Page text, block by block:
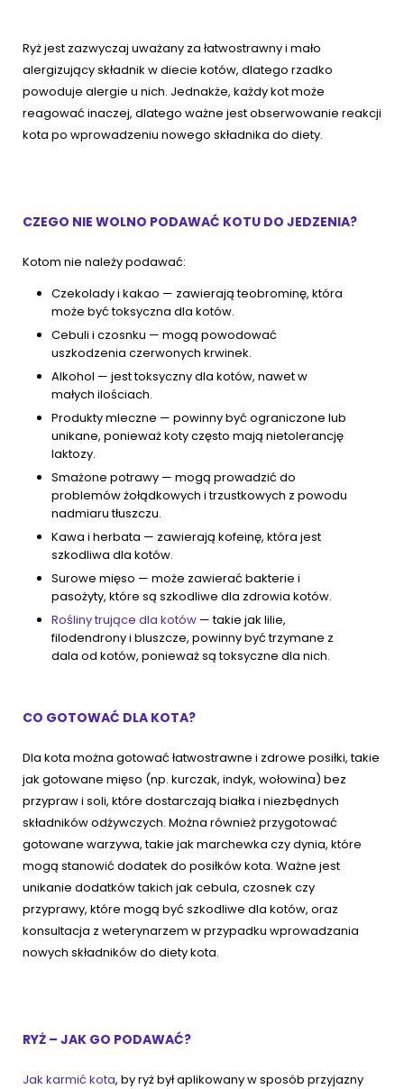
Ryż jest zazwyczaj uważany za łatwostrawny i mało
alergizujący składnik w diecie kotów, dlatego rzadko
powoduje alergie u nich. Jednakże, każdy kot może
reagować inaczej, dlatego ważne jest obserwowanie reakcji
kota po wprowadzeniu nowego składnika do diety.
CZEGO NIE WOLNO PODAWAĆ KOTU DO JEDZENIA?
Kotom nie należy podawać:
Czekolady i kakao — zawierają teobrominę, która
może być toksyczna dla kotów.
Cebuli i czosnku — mogą powodować
uszkodzenia czerwonych krwinek.
Alkohol — jest toksyczny dla kotów, nawet w
małych ilościach.
Produkty mleczne — powinny być ograniczone lub
unikane, ponieważ koty często mają nietolerancję
laktozy.
Smażone potrawy — mogą prowadzić do
problemów żołądkowych i trzustkowych z powodu
nadmiaru tłuszczu.
Kawa i herbata — zawierają kofeinę, która jest
szkodliwa dla kotów.
Surowe mięso — może zawierać bakterie i
pasożyty, które są szkodliwe dla zdrowia kotów.
Rośliny trujące dla kotów — takie jak lilie,
filodendrony i bluszcze, powinny być trzymane z
dala od kotów, ponieważ są toksyczne dla nich.
CO GOTOWAĆ DLA KOTA?
Dla kota można gotować łatwostrawne i zdrowe posiłki, takie
jak gotowane mięso (np. kurczak, indyk, wołowina) bez
przypraw i soli, które dostarczają białka i niezbędnych
składników odżywczych. Można również przygotować
gotowane warzywa, takie jak marchewka czy dynia, które
mogą stanowić dodatek do posiłków kota. Ważne jest
unikanie dodatków takich jak cebula, czosnek czy
przyprawy, które mogą być szkodliwe dla kotów, oraz
konsultacja z weterynarzem w przypadku wprowadzania
nowych składników do diety kota.
RYŻ – JAK GO PODAWAĆ?
Jak karmić kota, by ryż był aplikowany w sposób przyjazny